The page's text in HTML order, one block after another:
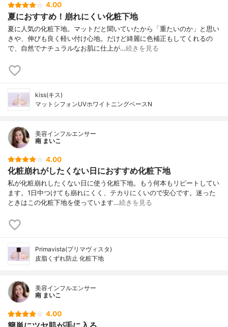
4.00
夏におすすめ！崩れにくい化粧下地
夏に人気の化粧下地。マットだと聞いていたから「重たいのか」と思い
きや、伸びも良く軽い付け心地。だけど綺麗に色補正もしてくれるの
で、自然でナチュラルなお肌に仕上が…続きを見る
kiss(キス)
マットシフォンUVホワイトニングベースN
美容インフルエンサー
南 まいこ
4.00
化粧崩れがしたくない日におすすめ化粧下地
私が化粧崩れしたくない日に使う化粧下地。もう何本もリピートしてい
ます。1日中つけても崩れにくく、テカりにくいので安心です。迷った
ときはこの化粧下地を使っています…続きを見る
Primavista(プリマヴィスタ)
皮脂くずれ防止 化粧下地
美容インフルエンサー
南 まいこ
4.00